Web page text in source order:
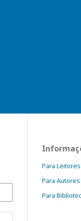
Para Leitores
Para Autores
Para